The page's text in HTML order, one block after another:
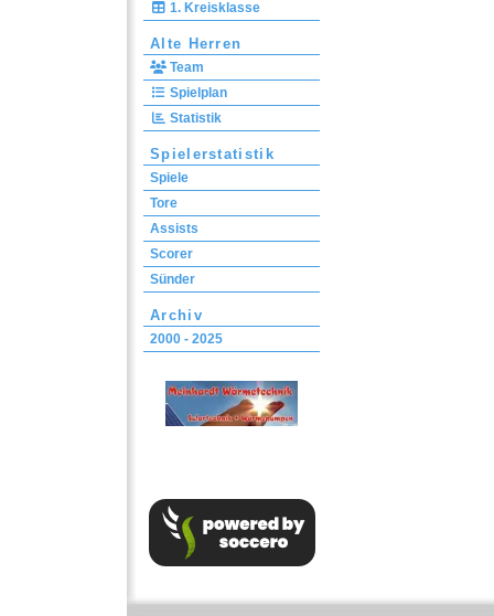
1. Kreisklasse
Alte Herren
Team
Spielplan
Statistik
Spielerstatistik
Spiele
Tore
Assists
Scorer
Sünder
Archiv
2000 - 2025